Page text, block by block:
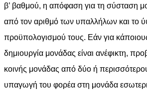
β’ βαθμού, η απόφαση για τη σύσταση
από τον αριθμό των υπαλλήλων και το
προϋπολογισμού τους. Εάν για
δημιουργία μονάδας είναι ανέφικτη,
κοινής μονάδας από δύο ή
υπαγωγή του φορέα στη μονάδα